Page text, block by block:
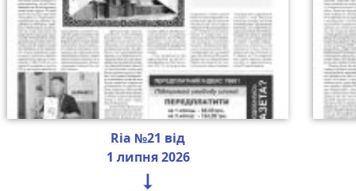
Ria №21 від
1 липня 2026
